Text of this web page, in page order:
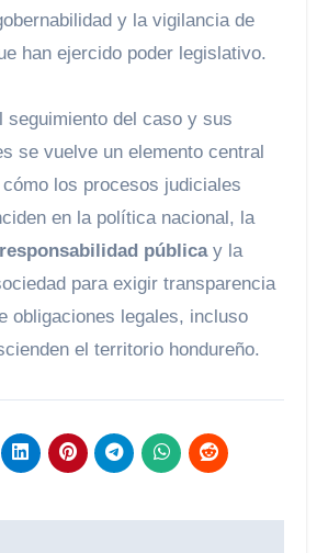
y la vigilancia de
han ejercido poder legislativo.
seguimiento del caso y sus
se vuelve un elemento central
los procesos judiciales
en la política nacional, la
responsabilidad públicay la
para exigir transparencia
obligaciones legales, incluso
el territorio hondureño.